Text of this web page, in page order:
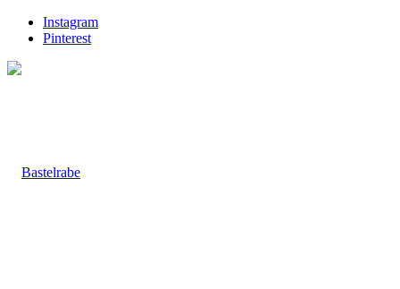
Instagram
Pinterest